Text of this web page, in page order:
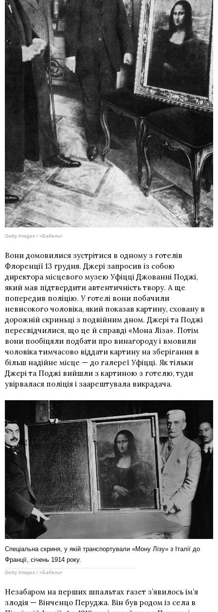
Getty Images / «Бабель»
Вони домовилися зустрітися в одному з готелів
Флоренції 13 грудня. Джері запросив із собою
директора місцевого музею Уфіцці Джованні Поджі,
який мав підтвердити автентичність твору. А ще
попередив поліцію. У готелі вони побачили
невисокого чоловіка, який показав картину, сховану в
дорожній скриньці з подвійним дном. Джері та Поджі
пересвідчилися, що це й справді «Мона Ліза». Потім
вони пообіцяли подбати про винагороду і вмовили
чоловіка тимчасово віддати картину на зберігання в
більш надійне місце — до галереї Уфіцці. Як тільки
Джері та Поджі вийшли з картиною з готелю, туди
увірвалася поліція і заарештувала викрадача.
Спеціальна скриня, у якій транспортували «Мону Лізу» з Італії до
Франції, січень 1914 року.
Getty Images / «Бабель»
Незабаром на перших шпальтах газет з’явилось ім’я
злодія — Вінченцо Перуджа. Він був родом із села в